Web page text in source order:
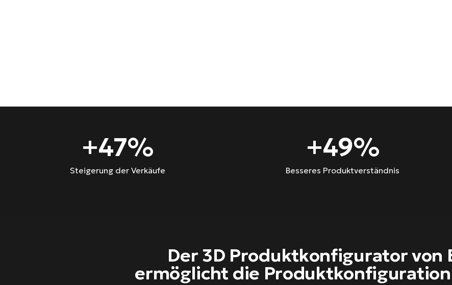
Steigerung der Verkäufe
+47%
Besseres Produktverständnis
+49%
Der 3D Produktkonfigurator von
ermöglicht die